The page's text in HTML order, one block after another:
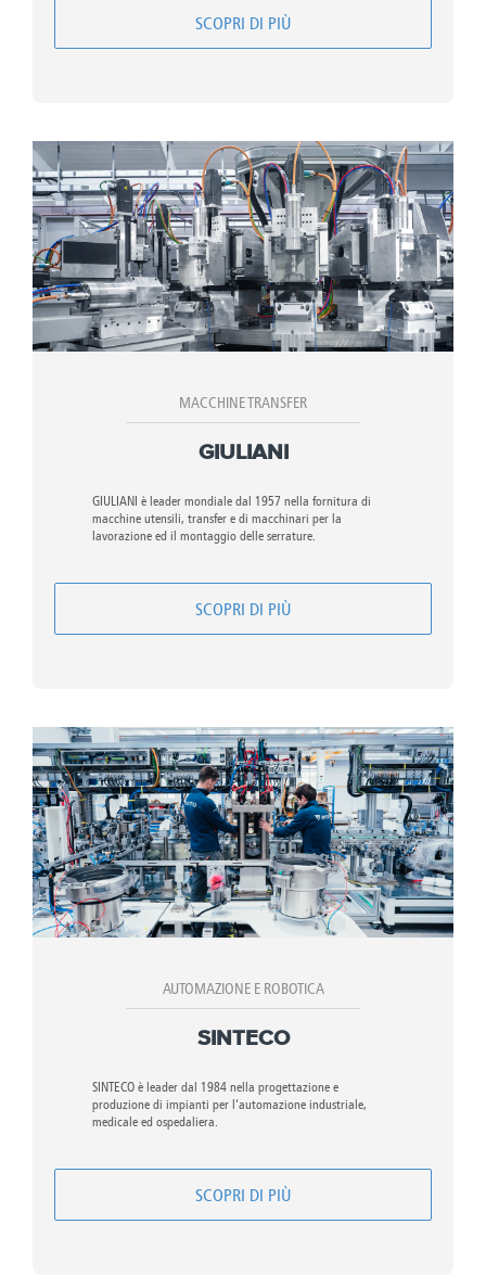
SCOPRI DI PIÙ
MACCHINE TRANSFER
GIULIANI
GIULIANI è leader mondiale dal 1957 nella fornitura di
macchine utensili, transfer e di macchinari per la
lavorazione ed il montaggio delle serrature.
SCOPRI DI PIÙ
AUTOMAZIONE E ROBOTICA
SINTECO
SINTECO è leader dal 1984 nella progettazione e
produzione di impianti per l'automazione industriale,
medicale ed ospedaliera.
SCOPRI DI PIÙ